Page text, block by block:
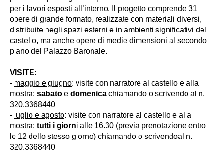
per i lavori esposti all’interno. Il progetto comprende 31
opere di grande formato, realizzate con materiali diversi,
distribuite negli spazi esterni e in ambienti significativi del
castello, ma anche opere di medie dimensioni al secondo
piano del Palazzo Baronale.
VISITE:
- maggio e giugno: visite con narratore al castello e alla
mostra: sabato e domenica chiamando o scrivendo al n.
320.3368440
- luglio e agosto: visite con narratore al castello e alla
mostra: tutti i giorni alle 16.30 (previa prenotazione entro
le 12 dello stesso giorno) chiamando o scrivendoal n.
320.3368440